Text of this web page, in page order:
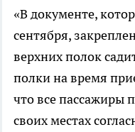
«В документе,
сентября,
верхних полок
полки на время
что все пассажиры
своих местах